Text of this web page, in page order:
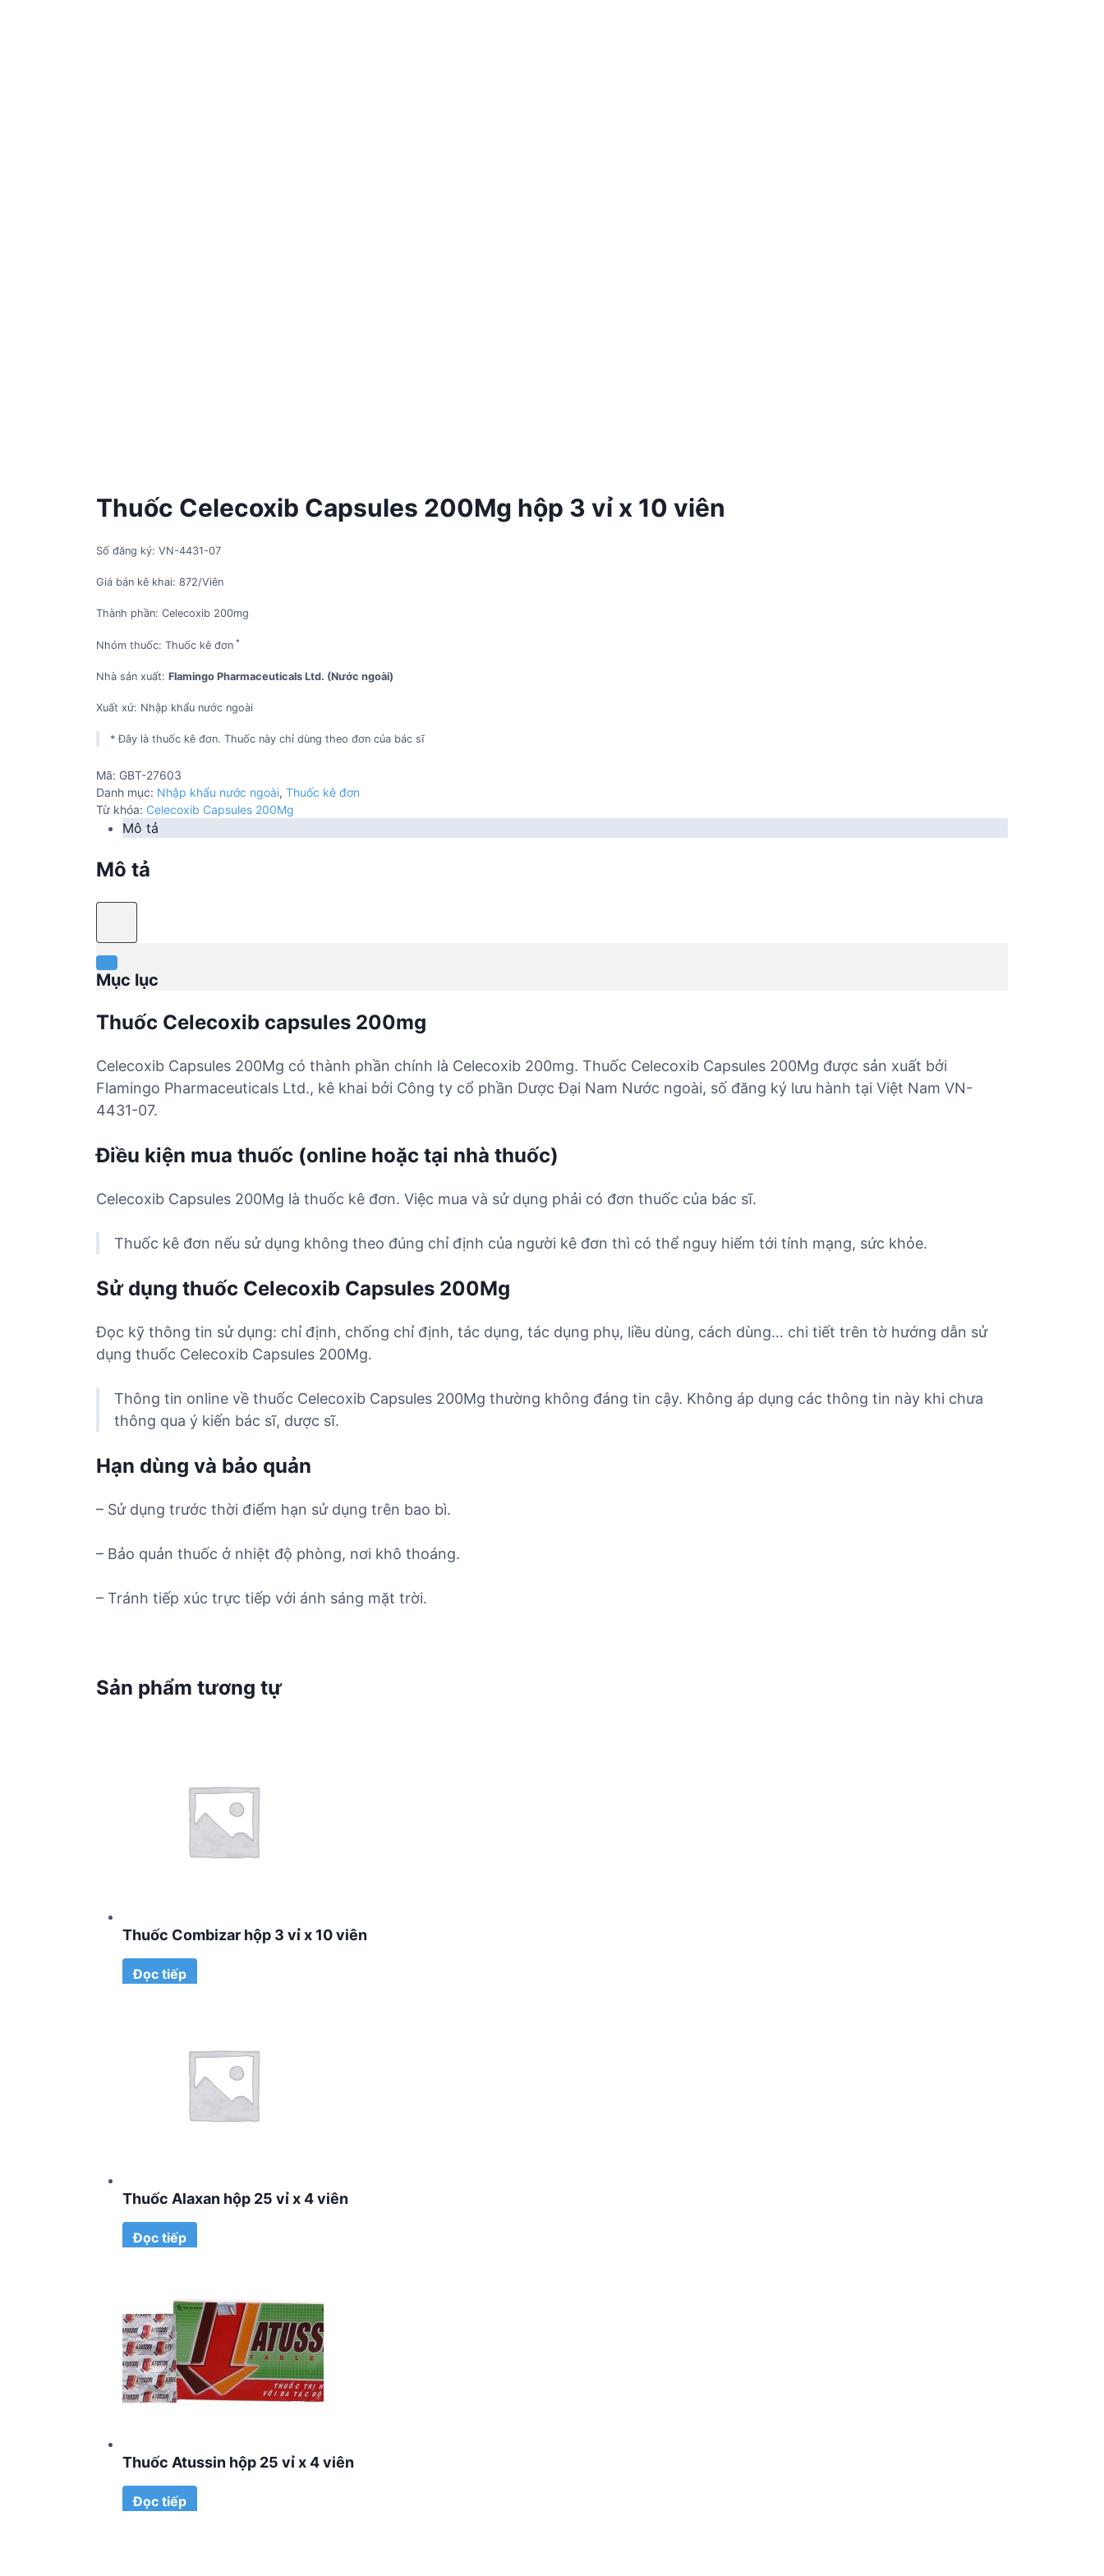
Thuốc Celecoxib Capsules 200Mg hộp 3 vỉ x 10 viên
Số đăng ký: VN-4431-07
Giá bán kê khai: 872/Viên
Thành phần: Celecoxib 200mg
Nhóm thuốc: Thuốc kê đơn *
Nhà sản xuất: Flamingo Pharmaceuticals Ltd. (Nước ngoài)
Xuất xứ: Nhập khẩu nước ngoài
* Đây là thuốc kê đơn. Thuốc này chỉ dùng theo đơn của bác sĩ
Mã: GBT-27603
Danh mục: Nhập khẩu nước ngoài, Thuốc kê đơn
Từ khóa: Celecoxib Capsules 200Mg
Mô tả
Mô tả
Mục lục
Thuốc Celecoxib capsules 200mg
Celecoxib Capsules 200Mg có thành phần chính là Celecoxib 200mg. Thuốc Celecoxib Capsules 200Mg được sản xuất bởi
Flamingo Pharmaceuticals Ltd., kê khai bởi Công ty cổ phần Dược Đại Nam Nước ngoài, số đăng ký lưu hành tại Việt Nam VN-
4431-07.
Điều kiện mua thuốc (online hoặc tại nhà thuốc)
Celecoxib Capsules 200Mg là thuốc kê đơn. Việc mua và sử dụng phải có đơn thuốc của bác sĩ.
Thuốc kê đơn nếu sử dụng không theo đúng chỉ định của người kê đơn thì có thể nguy hiểm tới tính mạng, sức khỏe.
Sử dụng thuốc Celecoxib Capsules 200Mg
Đọc kỹ thông tin sử dụng: chỉ định, chống chỉ định, tác dụng, tác dụng phụ, liều dùng, cách dùng… chi tiết trên tờ hướng dẫn sử
dụng thuốc Celecoxib Capsules 200Mg.
Thông tin online về thuốc Celecoxib Capsules 200Mg thường không đáng tin cậy. Không áp dụng các thông tin này khi chưa
thông qua ý kiến bác sĩ, dược sĩ.
Hạn dùng và bảo quản
– Sử dụng trước thời điểm hạn sử dụng trên bao bì.
– Bảo quản thuốc ở nhiệt độ phòng, nơi khô thoáng.
– Tránh tiếp xúc trực tiếp với ánh sáng mặt trời.
Sản phẩm tương tự
Thuốc Combizar hộp 3 vỉ x 10 viên
Đọc tiếp
Thuốc Alaxan hộp 25 vỉ x 4 viên
Đọc tiếp
Thuốc Atussin hộp 25 vỉ x 4 viên
Đọc tiếp